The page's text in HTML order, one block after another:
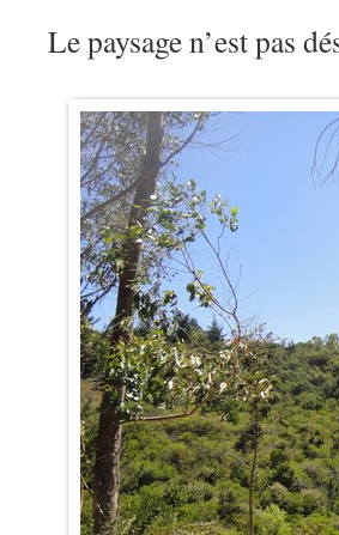
Le paysage n’est pas